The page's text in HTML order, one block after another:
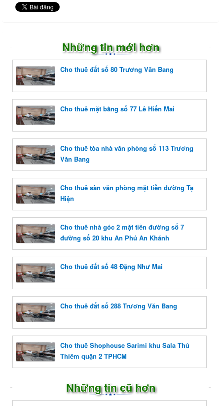
Những tin mới hơn
Cho thuê đất số 80 Trương Văn Bang
Cho thuê mặt bằng số 77 Lê Hiến Mai
Cho thuê tòa nhà văn phòng số 113 Trương
Văn Bang
Cho thuê sàn văn phòng mặt tiền đường Tạ
Hiện
Cho thuê nhà góc 2 mặt tiền đường số 7
đường số 20 khu An Phú An Khánh
Cho thuê đất số 48 Đặng Như Mai
Cho thuê đất số 288 Trương Văn Bang
Cho thuê Shophouse Sarimi khu Sala Thủ
Thiêm quận 2 TPHCM
Những tin cũ hơn